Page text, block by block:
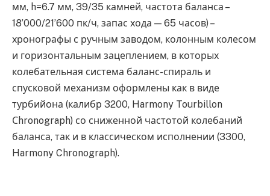
мм, h=6.7 мм, 39/35 камней, частота баланса –
18’000/21’600 пк/ч, запас хода — 65 часов) –
хронографы с ручным заводом, колонным колесом
и горизонтальным зацеплением, в которых
колебательная система баланс-спираль и
спусковой механизм оформлены как в виде
турбийона (калибр 3200, Harmony Tourbillon
Сhronograph) со сниженной частотой колебаний
баланса, так и в классическом исполнении (3300,
Harmony Chronograph).